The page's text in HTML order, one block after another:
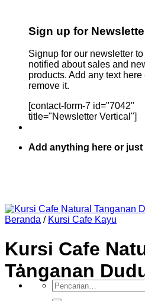
Sign up for
Signup for our newsletter to
notified about sales and
products. Add any text here
remove it.
[contact-form-7 id="7042"
title="Newsletter Vertical"]
Add anything here or just
Pencarian
untuk:
Beranda / Kursi Cafe Kayu
Kursi Cafe
Tanganan